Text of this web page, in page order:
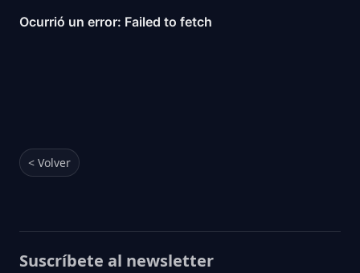
< Volver
Suscríbete al newsletter